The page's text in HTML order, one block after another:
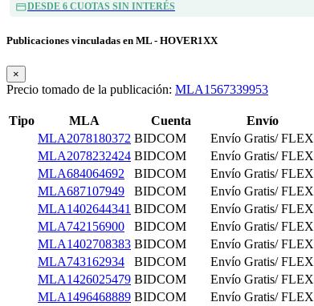
DESDE 6 CUOTAS SIN INTERÉS
Publicaciones vinculadas en ML - HOVER1XX
×
Precio tomado de la publicación: MLA1567339953
Tipo MLA Cuenta Envío
MLA2078180372 BIDCOM Envío Gratis/ FLEX
MLA2078232424 BIDCOM Envío Gratis/ FLEX
MLA684064692
BIDCOM Envío Gratis/ FLEX
MLA687107949
BIDCOM Envío Gratis/ FLEX
MLA1402644341 BIDCOM Envío Gratis/ FLEX
MLA742156900
BIDCOM Envío Gratis/ FLEX
MLA1402708383 BIDCOM Envío Gratis/ FLEX
MLA743162934
BIDCOM Envío Gratis/ FLEX
MLA1426025479 BIDCOM Envío Gratis/ FLEX
MLA1496468889 BIDCOM Envío Gratis/ FLEX